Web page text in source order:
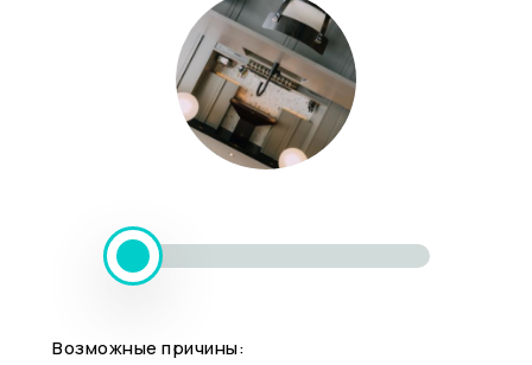
Возможные причины: